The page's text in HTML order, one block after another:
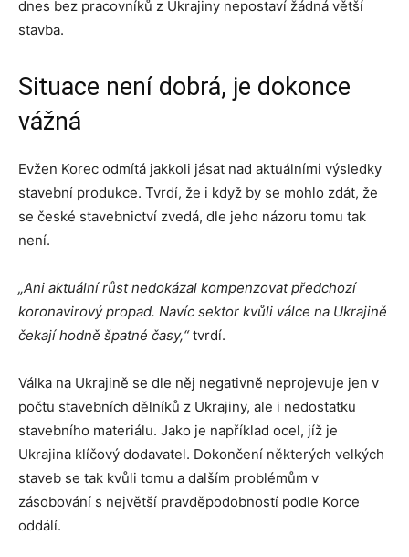
dnes bez pracovníků z Ukrajiny nepostaví žádná větší
stavba.
Situace není dobrá, je dokonce
vážná
Evžen Korec odmítá jakkoli jásat nad aktuálními výsledky
stavební produkce. Tvrdí, že i když by se mohlo zdát, že
se české stavebnictví zvedá, dle jeho názoru tomu tak
není.
„Ani aktuální růst nedokázal kompenzovat předchozí
koronavirový propad. Navíc sektor kvůli válce na Ukrajině
čekají hodně špatné časy,“tvrdí.
Válka na Ukrajině se dle něj negativně neprojevuje jen v
počtu stavebních dělníků z Ukrajiny, ale i nedostatku
stavebního materiálu. Jako je například ocel, jíž je
Ukrajina klíčový dodavatel. Dokončení některých velkých
staveb se tak kvůli tomu a dalším problémům v
zásobování s největší pravděpodobností podle Korce
oddálí.